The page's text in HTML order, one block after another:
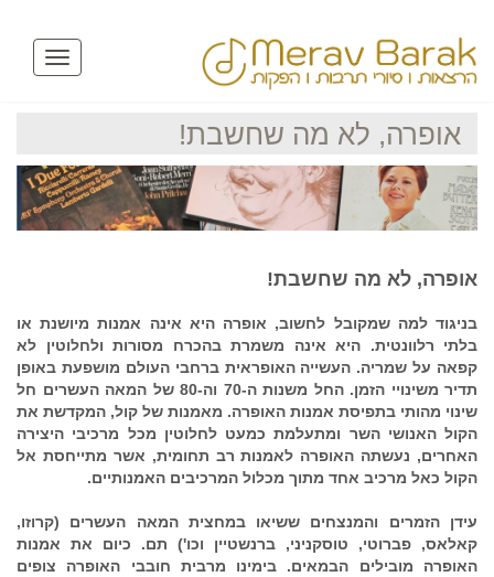
Toggle
אופרה, לא מה שחשבת!
אופרה, לא מה שחשבת!
בניגוד למה שמקובל לחשוב, אופרה היא אינה אמנות מיושנת או
בלתי רלוונטית. היא אינה משמרת בהכרח מסורות ולחלוטין לא
קפאה על שמריה. העשייה האופראית ברחבי העולם מושפעת באופן
תדיר משינויי הזמן. החל משנות ה-70 וה-80 של המאה העשרים חל
שינוי מהותי בתפיסת אמנות האופרה. מאמנות של קול, המקדשת את
הקול האנושי השר ומתעלמת כמעט לחלוטין מכל מרכיבי היצירה
האחרים, נעשתה האופרה לאמנות רב תחומית, אשר מתייחסת אל
הקול כאל מרכיב אחד מתוך מכלול המרכיבים האמנותיים.
עידן הזמרים והמנצחים ששיאו במחצית המאה העשרים (קרוזו,
קאלאס, פברוטי, טוסקניני, ברנשטיין וכו') תם. כיום את אמנות
האופרה מובילים הבמאים. בימינו מרבית חובבי האופרה צופים